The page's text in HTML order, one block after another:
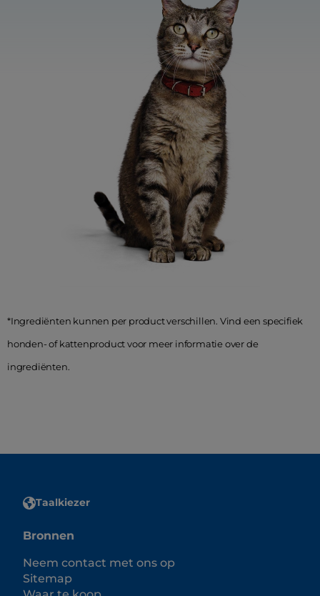
*Ingrediënten kunnen per product verschillen. Vind een specifiek
honden- of kattenproduct voor meer informatie over de
ingrediënten.
Taalkiezer
Bronnen
Neem contact met ons op
Sitemap